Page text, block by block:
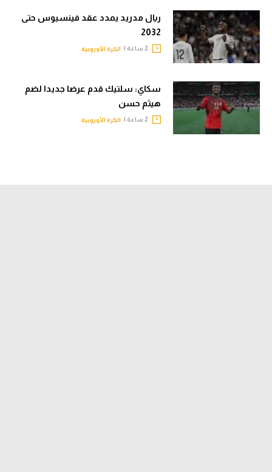
ريال مدريد يمدد عقد فينسيوس حتى
2032
الكرة الأوروبية
سكاي: سلتيك قدم عرضا جديدا لضم
هيثم حسن
الكرة الأوروبية